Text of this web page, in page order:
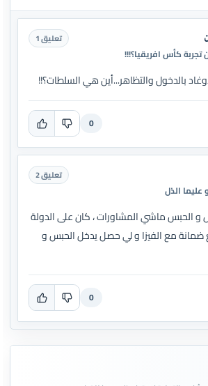
تجربة كأس افريقيا؟!!!
تعليق 1
بالدخول والتظاهر...أين هي السلطات؟!!
0
عليما الذل
تعليق 2
و الحبس ماشي المشاورات ، كان على الدولة
ضمانة مع الفيزا و لي حصل يدخل الحبس و
0